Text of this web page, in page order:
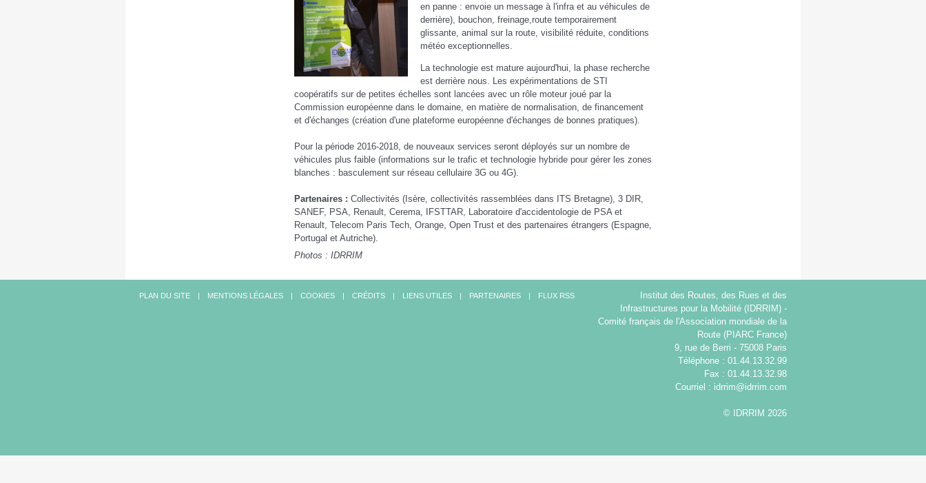
en panne : envoie un message à l'infra et au véhicules de
derrière), bouchon, freinage,route temporairement
glissante, animal sur la route, visibilité réduite, conditions
météo exceptionnelles.
La technologie est mature aujourd'hui, la phase recherche
est derrière nous. Les expérimentations de STI
coopératifs sur de petites échelles sont lancées avec un rôle moteur joué par la
Commission européenne dans le domaine, en matière de normalisation, de financement
et d'échanges (création d'une plateforme européenne d'échanges de bonnes pratiques).
Pour la période 2016-2018, de nouveaux services seront déployés sur un nombre de
véhicules plus faible (informations sur le trafic et technologie hybride pour gérer les zones
blanches : basculement sur réseau cellulaire 3G ou 4G).
Partenaires : Collectivités (Isère, collectivités rassemblées dans ITS Bretagne), 3 DIR,
SANEF, PSA, Renault, Cerema, IFSTTAR, Laboratoire d'accidentologie de PSA et
Renault, Telecom Paris Tech, Orange, Open Trust et des partenaires étrangers (Espagne,
Portugal et Autriche).
Photos : IDRRIM
PLAN DU SITE MENTIONS LÉGALES COOKIES CRÉDITS LIENS UTILES PARTENAIRES FLUX RSS
Institut des Routes, des Rues et des
Infrastructures pour la Mobilité (IDRRIM) -
Comité français de l'Association mondiale de la
Route (PIARC France)
9, rue de Berri - 75008 Paris
Téléphone : 01.44.13.32.99
Fax : 01.44.13.32.98
Courriel : idrrim@idrrim.com
© IDRRIM 2026